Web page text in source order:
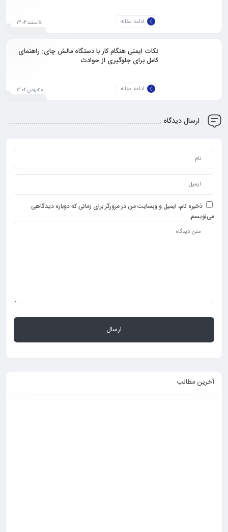
ادامه مقاله 5اسفند1404
نکات ایمنی هنگام کار با دستگاه مالش چای: راهنمای
کامل برای جلوگیری از حوادث
ادامه مقاله 28بهمن1404
ارسال دیدگاه
ذخیره نام، ایمیل و وبسایت من در مرورگر برای زمانی که دوباره دیدگاهی
می‌نویسم.
آخرین مطالب